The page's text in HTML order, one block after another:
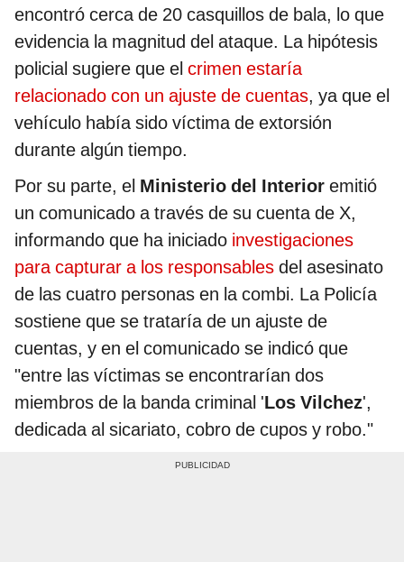
encontró cerca de 20 casquillos de bala, lo que
evidencia la magnitud del ataque. La hipótesis
policial sugiere que el crimen estaría
relacionado con un ajuste de cuentas, ya que el
vehículo había sido víctima de extorsión
durante algún tiempo.
Por su parte, el Ministerio del Interior emitió
un comunicado a través de su cuenta de X,
informando que ha iniciado investigaciones
para capturar a los responsables del asesinato
de las cuatro personas en la combi. La Policía
sostiene que se trataría de un ajuste de
cuentas, y en el comunicado se indicó que
"entre las víctimas se encontrarían dos
miembros de la banda criminal 'Los Vilchez',
dedicada al sicariato, cobro de cupos y robo."